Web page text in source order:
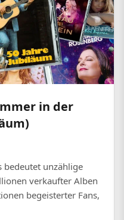
in der
bedeutet unzählige
verkaufter Alben
begeisterter Fans,